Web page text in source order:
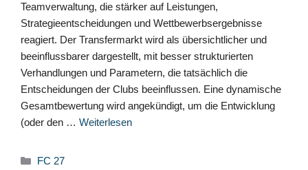
Teamverwaltung, die stärker auf Leistungen,
Strategieentscheidungen und Wettbewerbsergebnisse
reagiert. Der Transfermarkt wird als übersichtlicher und
beeinflussbarer dargestellt, mit besser strukturierten
Verhandlungen und Parametern, die tatsächlich die
Entscheidungen der Clubs beeinflussen. Eine dynamische
Gesamtbewertung wird angekündigt, um die Entwicklung
(oder den … Weiterlesen
Kategorien
FC 27